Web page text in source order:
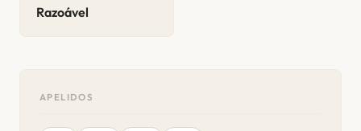
Razoável
APELIDOS